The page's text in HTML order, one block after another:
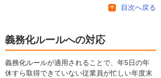
目次へ戻る
義務化ルールへの対応
義務化ルールが適用されることで、年5日の年
休すら取得できていない従業員が忙しい年度末